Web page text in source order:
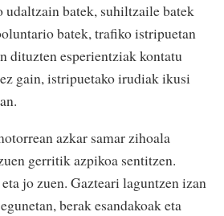
udaltzain batek, suhiltzaile batek
batek, trafiko istripuetan
dituzten esperientziak kontatu
gain, istripuetako irudiak ikusi
azkar samar zihoala
gerritik azpikoa sentitzen.
jo zuen. Gazteari laguntzen izan
berak esandakoak eta